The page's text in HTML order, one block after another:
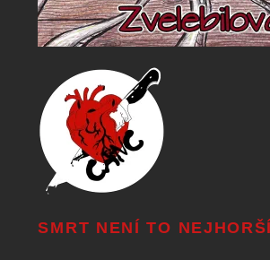
SMRT NENÍ TO NEJHORŠÍ